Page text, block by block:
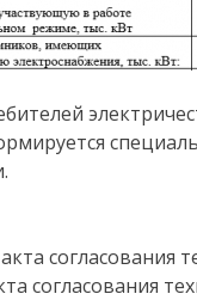
акта согласования
согласования